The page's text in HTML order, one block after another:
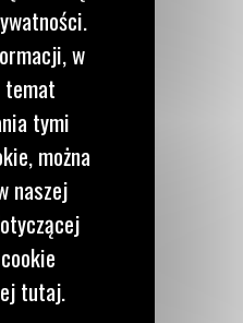
KONTAKCIE
nas
122
w
temat
tymi
można
naszej
tutaj.